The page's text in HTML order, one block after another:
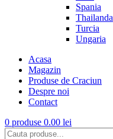
Spania
Thailanda
Turcia
Ungaria
Acasa
Magazin
Produse de Craciun
Despre noi
Contact
0 produse 0.00 lei